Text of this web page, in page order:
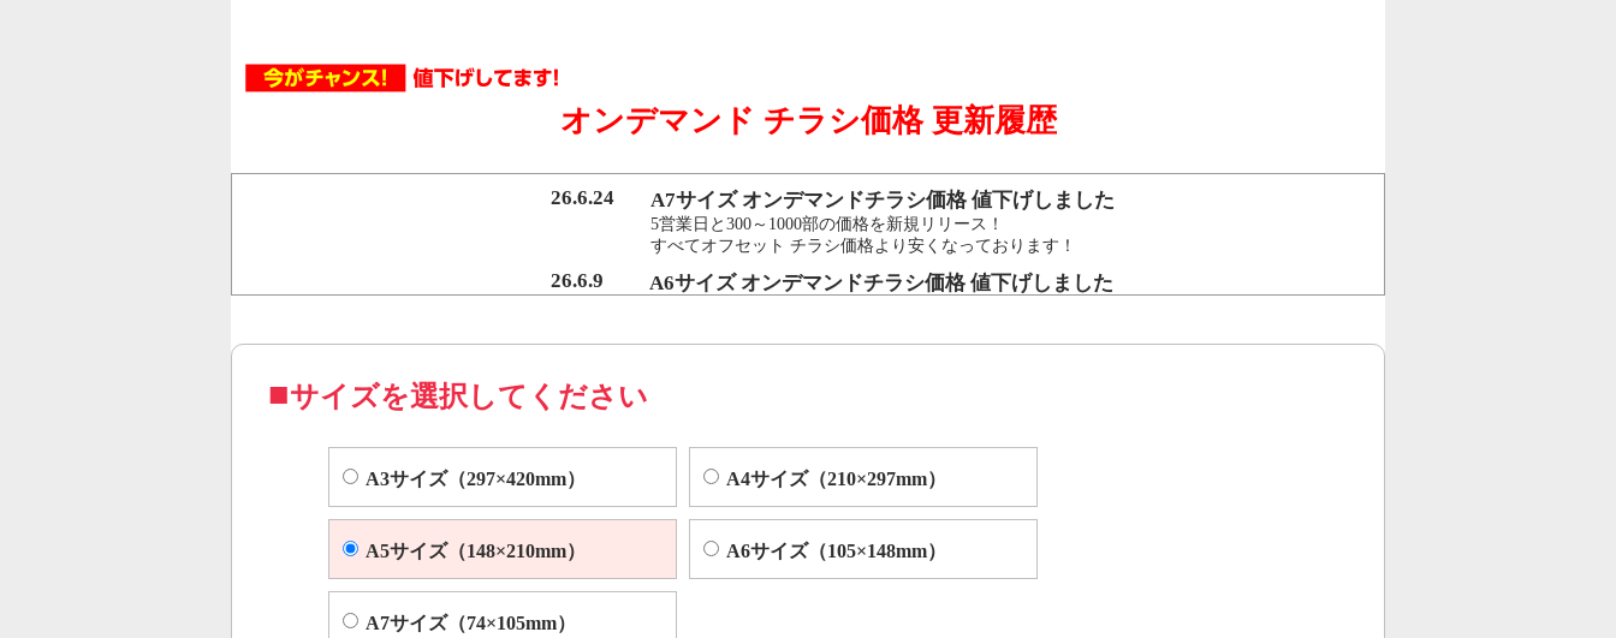
行うことで、従来のオンデマンド印刷機よりも
オフセット印刷に近い品質を実現いたしました。
コピー機やレーザープリンター等によくある色ムラや汚れを、発生する前に検出し自動的に修正する技術。
オンデマンド チラシ価格 更新履歴
26.6.24 A7サイズ オンデマンドチラシ価格 値下げしました
5営業日と300～1000部の価格を新規リリース！
すべてオフセット チラシ価格より安くなっております！
26.6.9 A6サイズ オンデマンドチラシ価格 値下げしました
サイズを選択してください
A3サイズ（297×420mm） A4サイズ（210×297mm）
A5サイズ（148×210mm） A6サイズ（105×148mm）
A7サイズ（74×105mm）